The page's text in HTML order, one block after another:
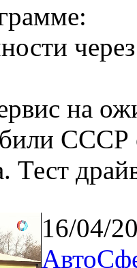
на
СССР
Тест
16/04/